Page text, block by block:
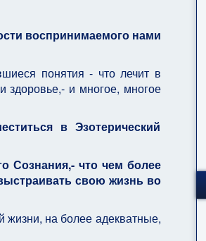
воспринимаемого нами
понятия - что лечит в
здоровье,- и многое, многое
в Эзотерический
Сознания,- что чем более
свою жизнь во
на более адекватные,